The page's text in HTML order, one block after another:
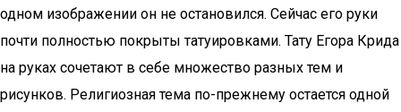
одном изображении он не остановился. Сейчас его руки
почти полностью покрыты татуировками. Тату Егора Крида
на руках сочетают в себе множество разных тем и
рисунков. Религиозная тема по-прежнему остается одной